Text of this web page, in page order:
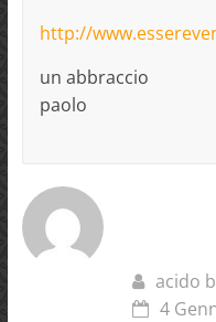
http://
un abbraccio
paolo
acido
4